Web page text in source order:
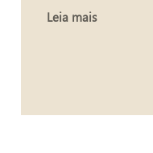
Leia mais